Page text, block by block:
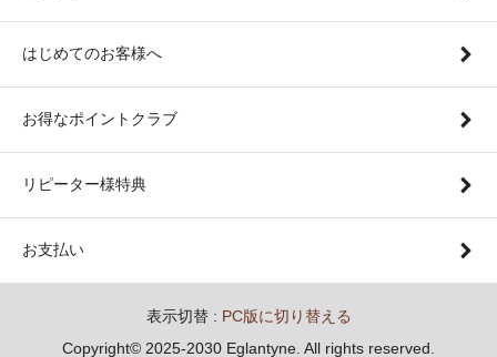
はじめてのお客様へ
お得なポイントクラブ
リピーター様特典
お支払い
表示切替 : PC版に切り替える
Copyright© 2025-2030 Eglantyne. All rights reserved.